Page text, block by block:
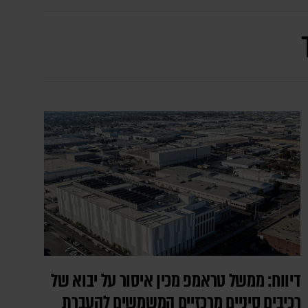
דיווח: ממשל טראמפ מכין איסור על יבוא של
רכיבים סיניים מרכזיים המשמשים להעברת